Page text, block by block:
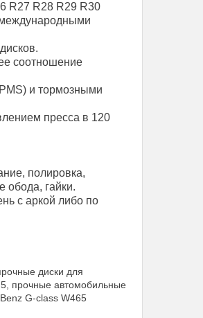
R27 R28 R29 R30
международными
соотношение
и тормозными
пресса в 120
полировка,
обода, гайки.
с аркой либо по
диски для
прочные автомобильные
G-class W465